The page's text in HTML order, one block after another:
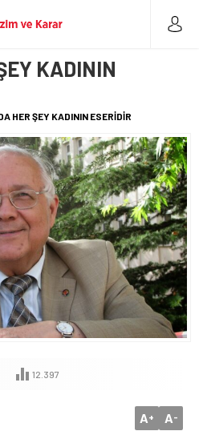
KADININ
HER ŞEY KADININ ESERİDİR
12.397
A+ A-